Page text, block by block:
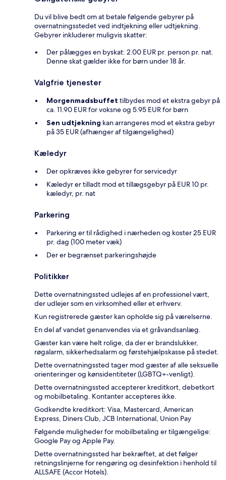
Du vil blive bedt om at betale følgende gebyrer på
overnatningsstedet ved indtjekning eller udtjekning.
Gebyrer inkluderer muligvis skatter:
Der pålægges en byskat: 2.00 EUR pr. person pr. nat.
Denne skat gælder ikke for børn under 18 år.
Valgfrie tjenester
Morgenmadsbuffet tilbydes mod et ekstra gebyr på
ca. 11.90 EUR for voksne og 5.95 EUR for børn
Sen udtjekning kan arrangeres mod et ekstra gebyr
på 35 EUR (afhænger af tilgængelighed)
Kæledyr
Der opkræves ikke gebyrer for servicedyr
Kæledyr er tilladt mod et tillægsgebyr på EUR 10 pr.
kæledyr, pr. nat
Parkering
Parkering er til rådighed i nærheden og koster 25 EUR
pr. dag (100 meter væk)
Der er begrænset parkeringshøjde
Politikker
Dette overnatningssted udlejes af en professionel vært,
der udlejer som en virksomhed eller et erhverv.
Kun registrerede gæster kan opholde sig på værelserne.
En del af vandet genanvendes via et gråvandsanlæg.
Gæster kan være helt rolige, da der er brandslukker,
røgalarm, sikkerhedsalarm og førstehjælpskasse på stedet.
Dette overnatningssted tager mod gæster af alle seksuelle
orienteringer og kønsidentiteter (LGBTQ+-venligt).
Dette overnatningssted accepterer kreditkort, debetkort
og mobilbetaling. Kontanter accepteres ikke.
Godkendte kreditkort: Visa, Mastercard, American
Express, Diners Club, JCB International, Union Pay
Følgende muligheder for mobilbetaling er tilgængelige:
Google Pay og Apple Pay.
Dette overnatningssted har bekræftet, at det følger
retningslinjerne for rengøring og desinfektion i henhold til
ALLSAFE (Accor Hotels).